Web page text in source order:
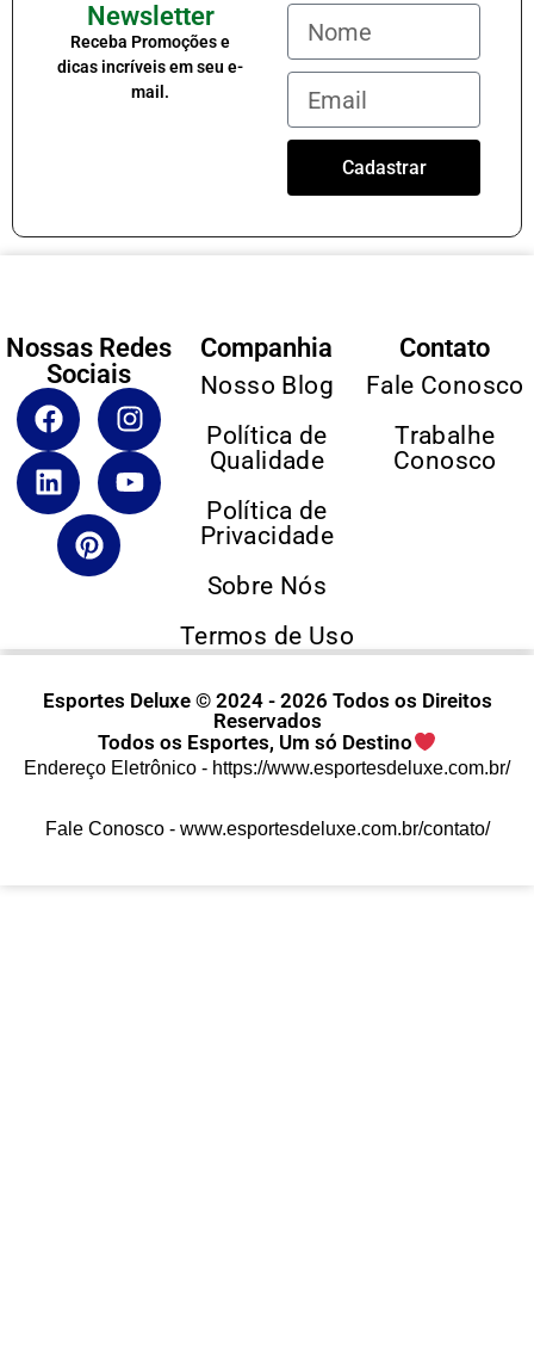
Newsletter
Receba Promoções e
dicas incríveis em seu e-
mail.
Cadastrar
Nossas Redes
Sociais
Companhia
Nosso Blog
Política de
Qualidade
Política de
Privacidade
Sobre Nós
Termos de Uso
Contato
Fale Conosco
Trabalhe
Conosco
Esportes Deluxe © 2024 - 2026 Todos os Direitos
Reservados
Todos os Esportes, Um só Destino
Endereço Eletrônico - https://www.esportesdeluxe.com.br/
Fale Conosco - www.esportesdeluxe.com.br/contato/